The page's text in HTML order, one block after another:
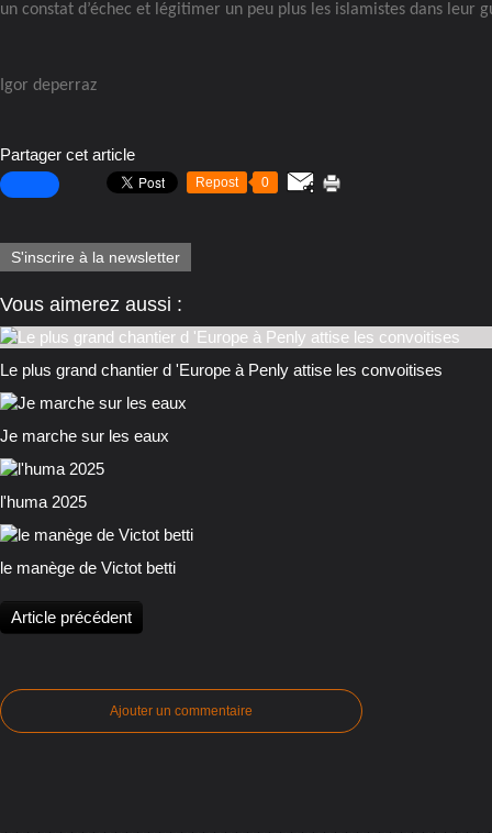
un constat d’échec et légitimer un peu plus les islamistes dans leur
Igor deperraz
Partager cet article
Repost 0
S'inscrire à la newsletter
Vous aimerez aussi :
Le plus grand chantier d 'Europe à Penly attise les convoitises
Je marche sur les eaux
l'huma 2025
le manège de Victot betti
Article précédent
Ajouter un commentaire